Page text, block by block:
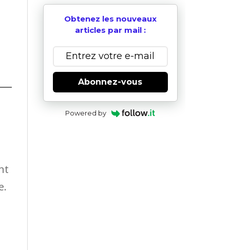
Obtenez les nouveaux
articles par mail :
Abonnez-vous
Powered by